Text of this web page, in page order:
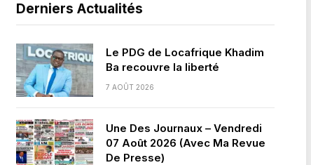
Derniers Actualités
Le PDG de Locafrique Khadim
Ba recouvre la liberté
7 AOÛT 2026
Une Des Journaux – Vendredi
07 Août 2026 (Avec Ma Revue
De Presse)